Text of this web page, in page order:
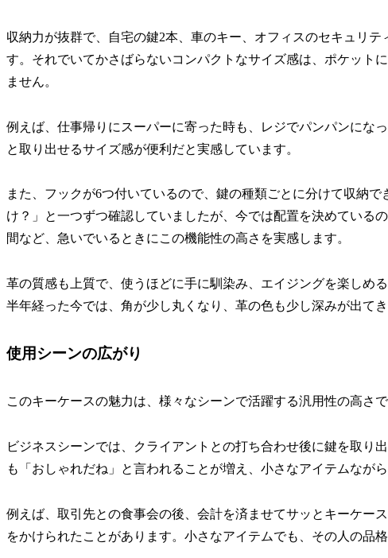
収納力が抜群で、自宅の鍵2本、車のキー、オフィスのセキュリ
す。それでいてかさばらないコンパクトなサイズ感は、ポケット
ません。
例えば、仕事帰りにスーパーに寄った時も、レジでパンパンにな
と取り出せるサイズ感が便利だと実感しています。
また、フックが6つ付いているので、鍵の種類ごとに分けて収納
け？」と一つずつ確認していましたが、今では配置を決めている
間など、急いでいるときにこの機能性の高さを実感します。
革の質感も上質で、使うほどに手に馴染み、エイジングを楽しめ
半年経った今では、角が少し丸くなり、革の色も少し深みが出て
使用シーンの広がり
このキーケースの魅力は、様々なシーンで活躍する汎用性の高さで
ビジネスシーンでは、クライアントとの打ち合わせ後に鍵を取り
も「おしゃれだね」と言われることが増え、小さなアイテムなが
例えば、取引先との食事会の後、会計を済ませてサッとキーケー
をかけられたことがあります。小さなアイテムでも、その人の品